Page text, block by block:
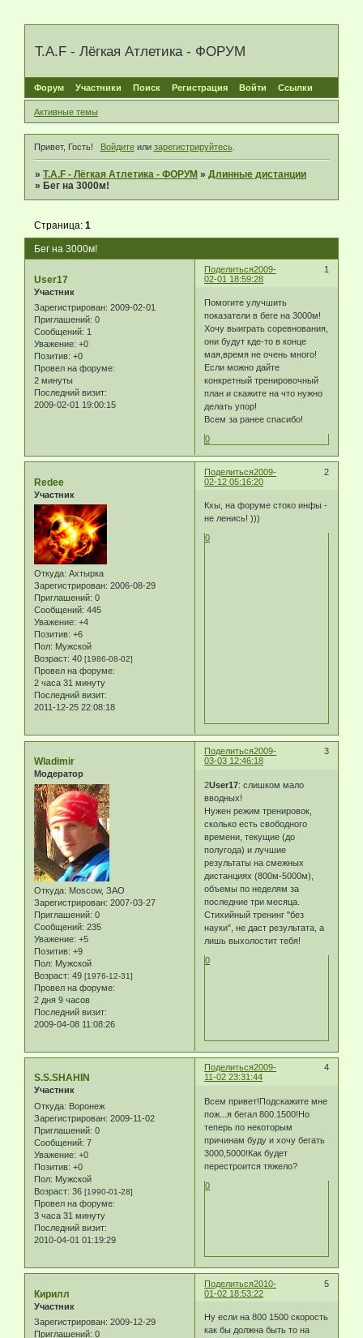
T.A.F - Лёгкая Атлетика - ФОРУМ
Форум Участники Поиск Регистрация Войти Ссылки
Активные темы
Привет, Гость! Войдитеили зарегистрируйтесь.
»T.A.F - Лёгкая Атлетика - ФОРУМ »Длинные дистанции
» Бег на 3000м!
Бег на 3000м!
Страница:1
Поделиться 1
2009-
02-01 18:59:28
User17
Участник
Зарегистрирован: 2009-02-01
Приглашений: 0
Сообщений: 1
Уважение: +0
Позитив: +0
Провел на форуме:
2 минуты
Последний визит:
2009-02-01 19:00:15
Помогите улучшить
показатели в беге на 3000м!
Хочу выиграть соревнования,
они будут кде-то в конце
мая,время не очень много!
Если можно дайте
конкретный тренировочный
план и скажите на что нужно
делать упор!
Всем за ранее спасибо!
0
Поделиться 2
2009-
02-12 05:16:20
Redee
Участник
Откуда: Ахтырка
Зарегистрирован: 2006-08-29
Приглашений: 0
Сообщений: 445
Уважение: +4
Позитив: +6
Пол: Мужской
Возраст: 40 [1986-08-02]
Провел на форуме:
2 часа 31 минуту
Последний визит:
2011-12-25 22:08:18
Кхы, на форуме стоко инфы -
не ленись! )))
0
Поделиться 3
2009-
03-03 12:46:18
Wladimir
Модератор
Откуда: Moscow, ЗАО
Зарегистрирован: 2007-03-27
Приглашений: 0
Сообщений: 235
Уважение: +5
Позитив: +9
Пол: Мужской
Возраст: 49 [1976-12-31]
Провел на форуме:
2 дня 9 часов
Последний визит:
2009-04-08 11:08:26
2User17: слишком мало
вводных!
Нужен режим тренировок,
сколько есть свободного
времени, текущие (до
полугода) и лучшие
результаты на смежных
дистанциях (800м-5000м),
объемы по неделям за
последние три месяца.
Стихийный тренинг "без
науки", не даст результата, а
лишь выхолостит тебя!
0
Поделиться 4
2009-
11-02 23:31:44
S.S.SHAHIN
Участник
Откуда: Воронеж
Зарегистрирован: 2009-11-02
Приглашений: 0
Сообщений: 7
Уважение: +0
Позитив: +0
Пол: Мужской
Возраст: 36 [1990-01-28]
Провел на форуме:
3 часа 31 минуту
Последний визит:
2010-04-01 01:19:29
Всем привет!Подскажите мне
пож...я бегал 800.1500!Но
теперь по некоторым
причинам буду и хочу бегать
3000,5000!Как будет
перестроится тяжело?
0
Поделиться 5
2010-
01-02 18:53:22
Кирилл
Участник
Зарегистрирован: 2009-12-29
Приглашений: 0
Ну если на 800 1500 скорость
как бы должна быть то на